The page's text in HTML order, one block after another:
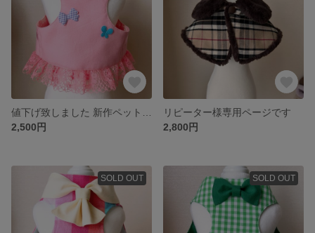
2,500円
リピーター様専用ページです
2,800円
SOLD OUT SOLD OUT